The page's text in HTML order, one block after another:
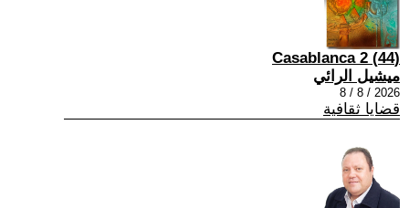
(44) Casablanca 2
ميشيل الرائي
2026 / 8 / 8
قضايا ثقافية